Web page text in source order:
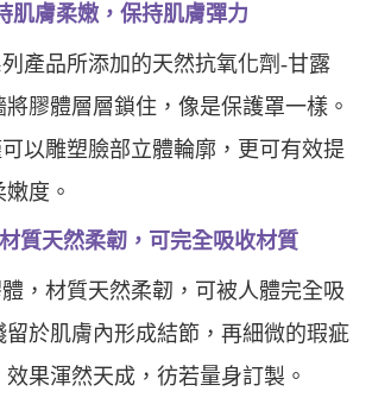
肌膚柔嫩，保持肌膚彈力
品所添加的天然抗氧化劑-甘露
膠體層層鎖住，像是保護罩一樣。
以雕塑臉部立體輪廓，更可有效提
度。
質天然柔韌，可完全吸收材質
材質天然柔韌，可被人體完全吸
留於肌膚內形成結節，再細微的瑕疵
果渾然天成，彷若量身訂製。